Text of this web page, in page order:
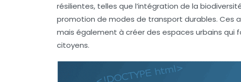
résilientes, telles que l’intégration de la
promotion de modes de transport durables. Ces
mais également à créer des espaces urbains qui
citoyens.